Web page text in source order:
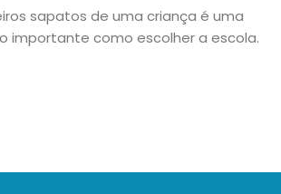
sapatos de uma criança é uma
importante como escolher a escola.